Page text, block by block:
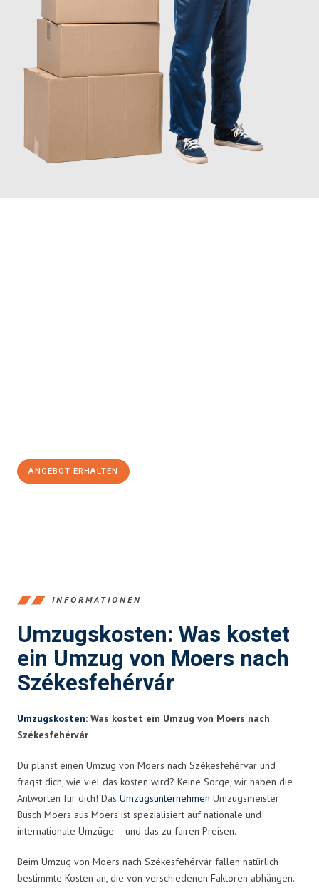
ANGEBOT ERHALTEN
INFORMATIONEN
Umzugskosten: Was kostet
ein Umzug von Moers nach
Székesfehérvár
Umzugskosten: Was kostet ein Umzug von Moers nach
Székesfehérvár
Du planst einen Umzug von Moers nach Székesfehérvár und
fragst dich, wie viel das kosten wird? Keine Sorge, wir haben die
Antworten für dich! Das Umzugsunternehmen Umzugsmeister
Busch Moers aus Moers ist spezialisiert auf nationale und
internationale Umzüge – und das zu fairen Preisen.
Beim Umzug von Moers nach Székesfehérvár fallen natürlich
bestimmte Kosten an, die von verschiedenen Faktoren abhängen.